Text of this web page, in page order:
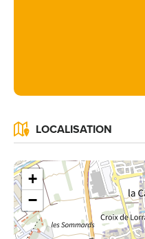
LOCALISATION
+
−